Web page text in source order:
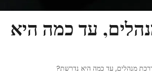
עד כמה היא
מנהלים, עד כמה היא נדרשת?